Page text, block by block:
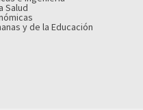
Salud
y de la Educación